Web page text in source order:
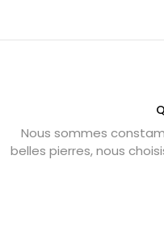
Bienfaits de la sélénite
L’améthyste est-elle
Chrysocolle : pierre
Obsidienne dorée :
Véritable citrine
Nous sommes
belles pierres, nous